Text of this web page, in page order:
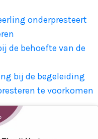
onderpresteert
de behoefte van de
bij de begeleiding
te voorkomen